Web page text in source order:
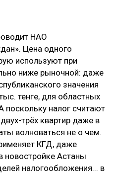
НАО
Цена одного
используют при
ниже рыночной: даже
значения
тенге, для областных
поскольку налог считают
трёх квартир даже в
волноваться не о чем.
КГД, даже
новостройке Астаны
налогообложения... в